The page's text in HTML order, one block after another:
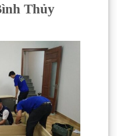
Thủy